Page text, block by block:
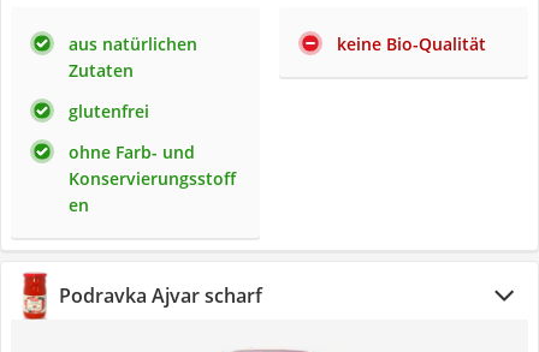
aus natürlichen
Zutaten
glutenfrei
ohne Farb- und
Konservierungsstoff
en
keine Bio-Qualität
Podravka Ajvar scharf